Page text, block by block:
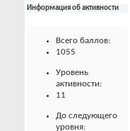
Информация об активности
Всего баллов:
1055
Уровень
активности:
11
До следующего
уровня: